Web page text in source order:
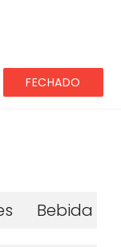
FECHADO
Bebida